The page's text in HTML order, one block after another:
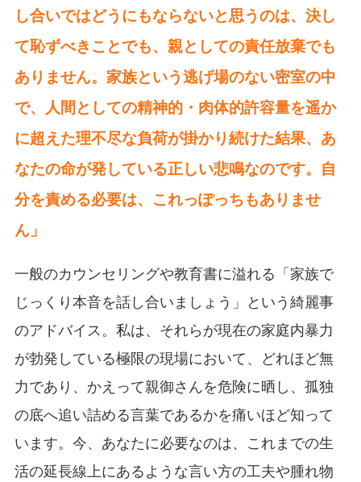
し合いではどうにもならないと思うのは、決し
て恥ずべきことでも、親としての責任放棄でも
ありません。家族という逃げ場のない密室の中
で、人間としての精神的・肉体的許容量を遥か
に超えた理不尽な負荷が掛かり続けた結果、あ
なたの命が発している正しい悲鳴なのです。自
分を責める必要は、これっぽっちもありませ
ん」
一般のカウンセリングや教育書に溢れる「家族で
じっくり本音を話し合いましょう」という綺麗事
のアドバイス。私は、それらが現在の家庭内暴力
が勃発している極限の現場において、どれほど無
力であり、かえって親御さんを危険に晒し、孤独
の底へ追い詰める言葉であるかを痛いほど知って
います。今、あなたに必要なのは、これまでの生
活の延長線上にあるような言い方の工夫や腫れ物